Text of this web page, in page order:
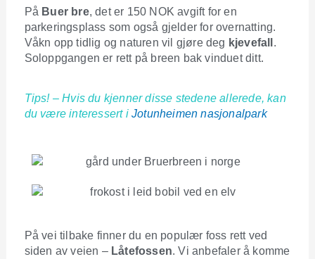
På Buer bre, det er 150 NOK avgift for en
parkeringsplass som også gjelder for overnatting.
Våkn opp tidlig og naturen vil gjøre deg kjevefall .
Soloppgangen er rett på breen bak vinduet ditt.
Tips! – Hvis du kjenner disse stedene allerede, kan
du være interessert iJotunheimen nasjonalpark
På vei tilbake finner du en populær foss rett ved
siden av veien – Låtefossen. Vi anbefaler å komme